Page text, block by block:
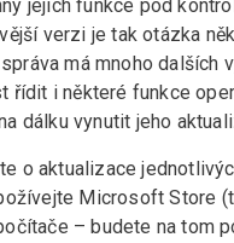
jejich funkce pod
verzi je tak otázka
má mnoho dalších
řídit i některé funkce
dálku vynutit jeho
o aktualizace
Microsoft Store
– budete na tom